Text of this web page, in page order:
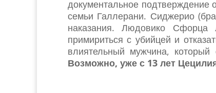
документальное подтверждение
семьи Галлерани. Сиджерио
наказания. Людовико Сфорца
примириться с убийцей и
влиятельный мужчина,
Возможно, уже с 13 лет